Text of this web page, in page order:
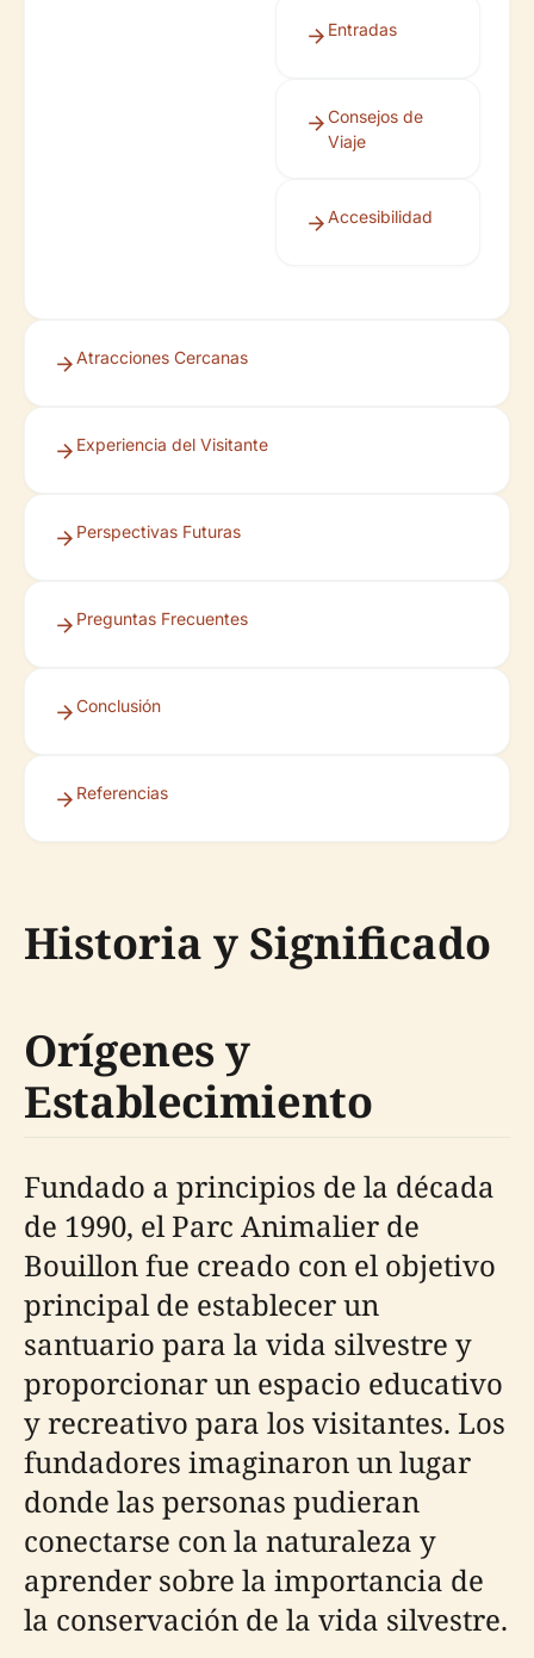
Entradas
Consejos de
Viaje
Accesibilidad
Atracciones Cercanas
Experiencia del Visitante
Perspectivas Futuras
Preguntas Frecuentes
Conclusión
Referencias
Historia y Significado
Orígenes y
Establecimiento
Fundado a principios de la década
de 1990, el Parc Animalier de
Bouillon fue creado con el objetivo
principal de establecer un
santuario para la vida silvestre y
proporcionar un espacio educativo
y recreativo para los visitantes. Los
fundadores imaginaron un lugar
donde las personas pudieran
conectarse con la naturaleza y
aprender sobre la importancia de
la conservación de la vida silvestre.